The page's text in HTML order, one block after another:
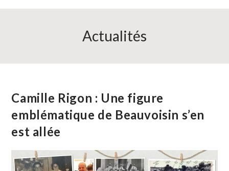
Actualités
Camille Rigon : Une figure
emblématique de Beauvoisin s’en
est allée